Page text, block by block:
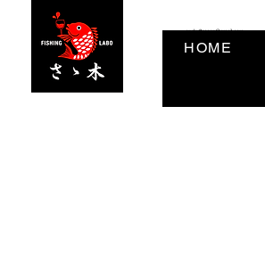
angler3ocean@gmail.com
HOME